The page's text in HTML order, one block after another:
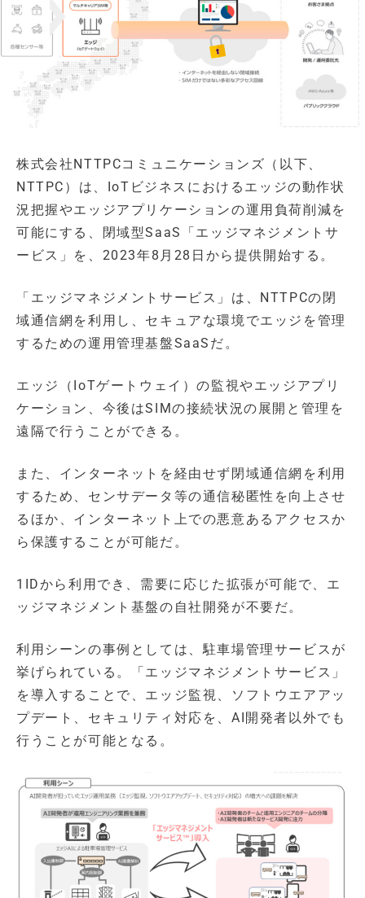
株式会社NTTPCコミュニケーションズ（以下、
NTTPC）は、IoTビジネスにおけるエッジの動作状
況把握やエッジアプリケーションの運用負荷削減を
可能にする、閉域型SaaS「エッジマネジメントサ
ービス」を、2023年8月28日から提供開始する。
「エッジマネジメントサービス」は、NTTPCの閉
域通信網を利用し、セキュアな環境でエッジを管理
するための運用管理基盤SaaSだ。
エッジ（IoTゲートウェイ）の監視やエッジアプリ
ケーション、今後はSIMの接続状況の展開と管理を
遠隔で行うことができる。
また、インターネットを経由せず閉域通信網を利用
するため、センサデータ等の通信秘匿性を向上させ
るほか、インターネット上での悪意あるアクセスか
ら保護することが可能だ。
1IDから利用でき、需要に応じた拡張が可能で、エ
ッジマネジメント基盤の自社開発が不要だ。
利用シーンの事例としては、駐車場管理サービスが
挙げられている。「エッジマネジメントサービス」
を導入することで、エッジ監視、ソフトウエアアッ
プデート、セキュリティ対応を、AI開発者以外でも
行うことが可能となる。